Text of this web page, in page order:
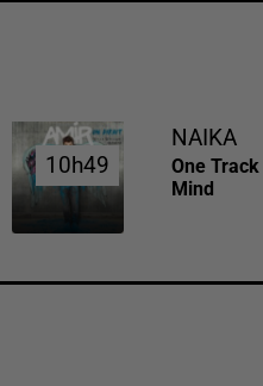
10h49
10h49
NAIKA
One Track
Mind